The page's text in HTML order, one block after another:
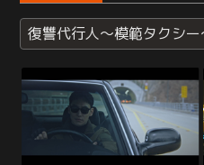
復讐代行人～模範タクシー